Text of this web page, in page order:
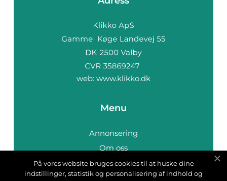
web: www.klikko.dk
Menu
Annonsering
Om oss
Cookies
Kontakta oss
På vores website bruges cookies til at huske dine
indstillinger, statistik og personalisering af indhold og